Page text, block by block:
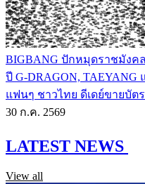
BIGBANG ปักหมุดราชมังค
ปี G-DRAGON, TAEYANG
แฟนๆ ชาวไทย ดีเดย์ขายบัต
30 ก.ค. 2569
LATEST NEWS
View all